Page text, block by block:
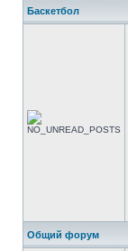
Баскетбол
Общий форум